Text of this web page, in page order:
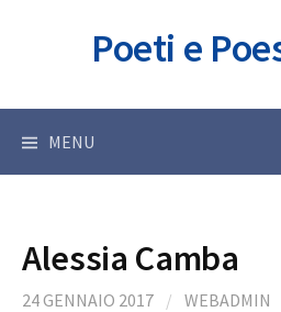
Poeti e
MENU
Alessia Camba
24 GENNAIO 2017 / WEBADMIN